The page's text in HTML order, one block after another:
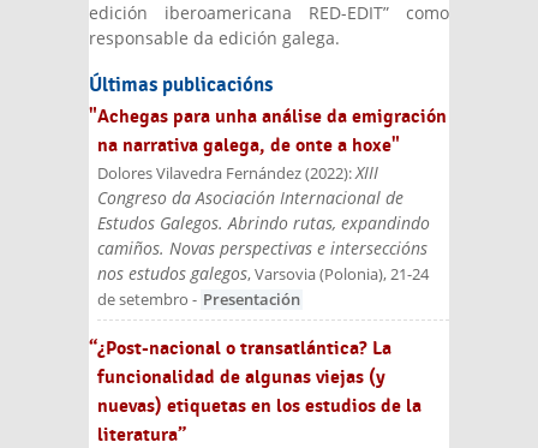
edición iberoamericana RED-EDIT” como
responsable da edición galega.
Últimas publicacións
"Achegas para unha análise da emigración
na narrativa galega, de onte a hoxe"
Dolores Vilavedra Fernández(2022):XIII
Congreso da Asociación Internacional de
Estudos Galegos. Abrindo rutas, expandindo
camiños. Novas perspectivas e interseccións
nos estudos galegos, Varsovia (Polonia), 21-24
de setembro - Presentación
“¿Post-nacional o transatlántica? La
funcionalidad de algunas viejas (y
nuevas) etiquetas en los estudios de la
literatura”